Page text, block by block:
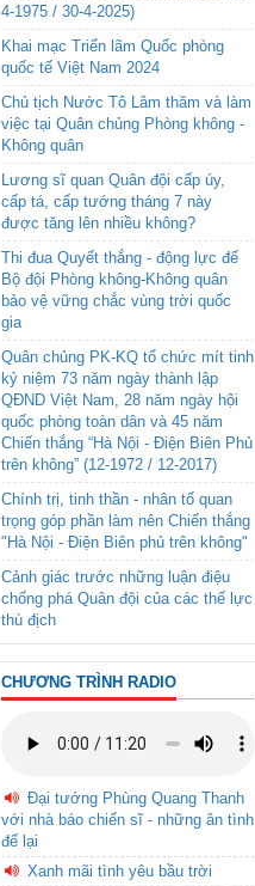
4-1975 / 30-4-2025)
Khai mạc Triển lãm Quốc phòng
quốc tế Việt Nam 2024
Chủ tịch Nước Tô Lâm thăm và làm
việc tại Quân chủng Phòng không -
Không quân
Lương sĩ quan Quân đội cấp úy,
cấp tá, cấp tướng tháng 7 này
được tăng lên nhiều không?
Thi đua Quyết thắng - động lực để
Bộ đội Phòng không-Không quân
bảo vệ vững chắc vùng trời quốc
gia
Quân chủng PK-KQ tổ chức mít tinh
kỷ niệm 73 năm ngày thành lập
QĐND Việt Nam, 28 năm ngày hội
quốc phòng toàn dân và 45 năm
Chiến thắng “Hà Nội - Điện Biên Phủ
trên không” (12-1972 / 12-2017)
Chính trị, tinh thần - nhân tố quan
trọng góp phần làm nên Chiến thắng
"Hà Nội - Điện Biên phủ trên không"
Cảnh giác trước những luận điệu
chống phá Quân đội của các thế lực
thù địch
CHƯƠNG TRÌNH RADIO
Đại tướng Phùng Quang Thanh
với nhà báo chiến sĩ - những ân tình
để lại
Xanh mãi tình yêu bầu trời